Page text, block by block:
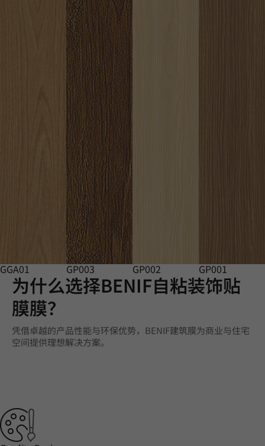
GGA01 GP003 GP002 GP001
为什么选择BENIF自粘装饰贴
膜膜？
凭借卓越的产品性能与环保优势，BENIF建筑膜为商业与住宅
空间提供理想解决方案。